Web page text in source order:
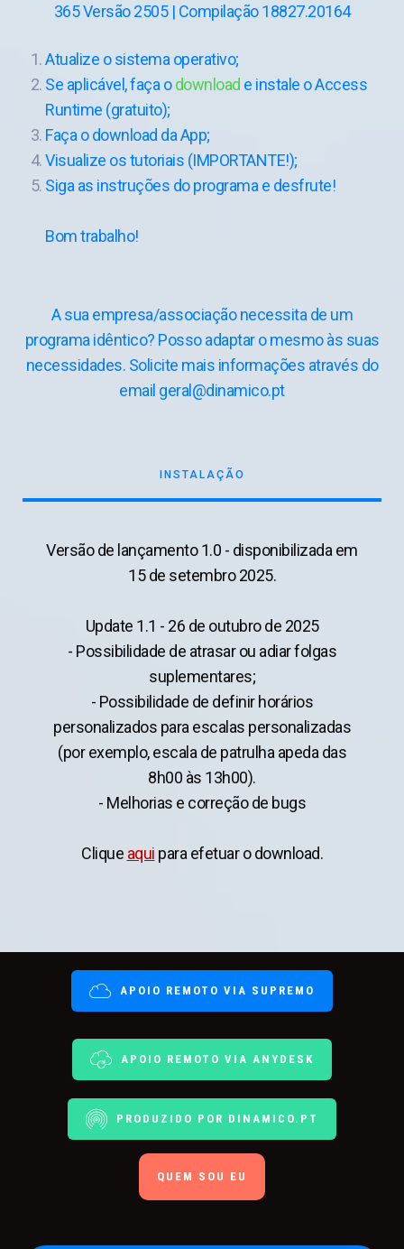
365Versão 2505 | Compilação 18827.20164
Atualize o sistema operativo;
Se aplicável, faça odownload e instale o Access
Runtime (gratuito);
Faça o download da App;
Visualize os tutoriais (IMPORTANTE!);
Siga as instruções do programa e desfrute!
Bom trabalho!
A sua empresa/associação necessita de um
programa idêntico? Posso adaptar o mesmo às suas
necessidades. Solicite mais informações através do
email geral@dinamico.pt
INSTALAÇÃO
Versão de lançamento 1.0 - disponibilizada em
15 de setembro 2025.
Update 1.1 - 26 de outubro de 2025
- Possibilidade de atrasar ou adiar folgas
suplementares;
- Possibilidade de definir horários
personalizados para escalas personalizadas
(por exemplo, escala de patrulha apeda das
8h00 às 13h00).
- Melhorias e correção de bugs
Clique aqui para efetuar o download.
APOIO REMOTO VIA SUPREMO
APOIO REMOTO VIA ANYDESK
PRODUZIDO POR DINAMICO.PT
QUEM SOU EU